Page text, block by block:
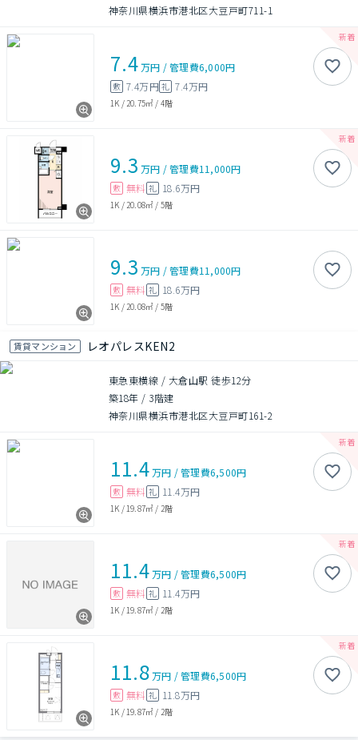
神奈川県横浜市港北区大豆戸町711-1
7.4万円 /管理費6,000円
敷 7.4万円礼 7.4万円
1K / 20.75㎡ / 4階
9.3 万円 /管理費11,000円
敷 無料 礼 18.6万円
1K / 20.08㎡ / 5階
9.3 万円 /管理費11,000円
敷 無料 礼 18.6万円
1K / 20.08㎡ / 5階
賃貸マンション レオパレスKEN2
東急東横線 / 大倉山駅 徒歩12分
築18年 / 3階建
神奈川県横浜市港北区大豆戸町161-2
11.4万円 /管理費6,500円
敷 無料 礼 11.4万円
1K / 19.87㎡ / 2階
11.4万円 /管理費6,500円
敷 無料 礼 11.4万円
1K / 19.87㎡ / 2階
11.8万円 /管理費6,500円
敷 無料 礼 11.8万円
1K / 19.87㎡ / 2階